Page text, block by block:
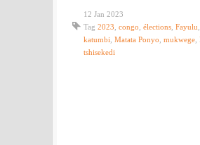
12 Jan 2023
Tag 2023 congo élections Fayulu
katumbi Matata Ponyo mukwege
tshisekedi